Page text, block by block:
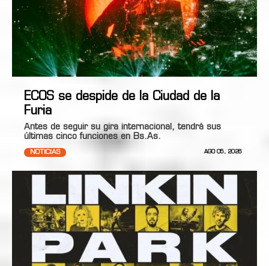
ECOS se despide de la Ciudad de la
Furia
Antes de seguir su gira internacional, tendrá sus
últimas cinco funciones en Bs.As.
NOTICIAS AGO 05, 2026